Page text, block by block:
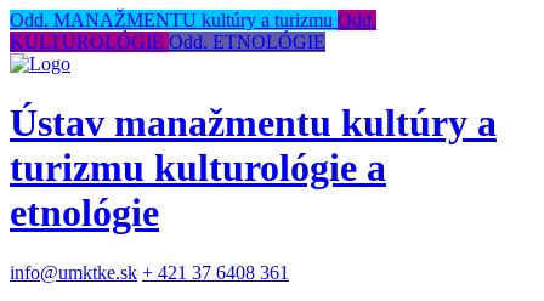
Odd. MANAŽMENTU kultúry a turizmu Odd.
KULTUROLÓGIE Odd. ETNOLÓGIE
Ústav manažmentu kultúry a
turizmu kulturológie a
etnológie
info@umktke.sk + 421 37 6408 361